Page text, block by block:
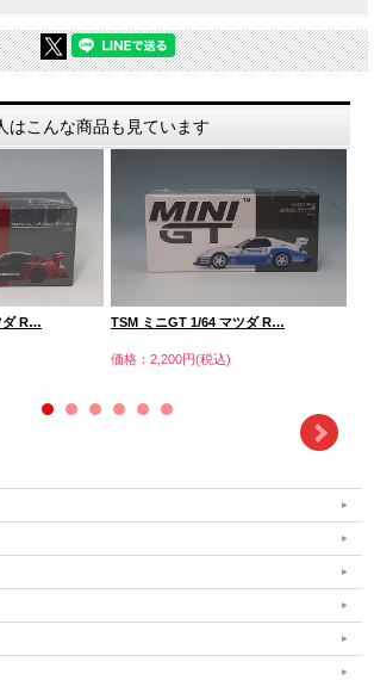
はこんな商品も見ています
ダ R… TSM ミニGT 1/64 マツダ R…
価格：2,200円(税込)